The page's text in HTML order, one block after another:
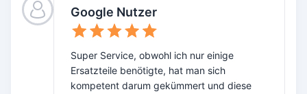
Google Nutzer
Super Service, obwohl ich nur einige
Ersatzteile benötigte, hat man sich
kompetent darum gekümmert und diese